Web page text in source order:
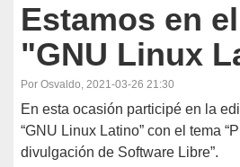
Estamos en
"GNU Linux
Por Osvaldo, 2021-03-26 21:30
En esta ocasión participé en la
“GNU Linux Latino” con el tema
divulgación de Software Libre”.